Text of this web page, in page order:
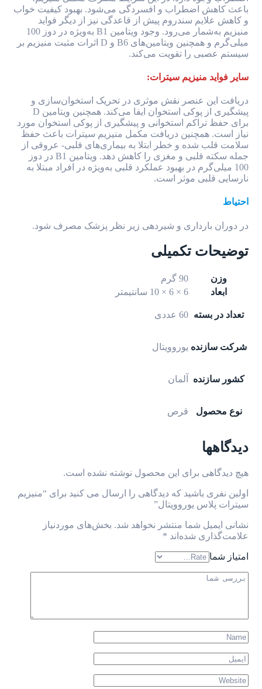
باعث کاهش اضطراب و افسردگی می‌شود. بهبود کیفیت خواب
و کاهش علایم سندروم پیش از قاعدگی نیز از دیگر فواید
منیزیم به‌شمار می‌رود. وجود ویتامین B1 به‌ویژه در دوز 100
میلی‌گرم و همچنین ویتامین‌های B6 و D اثرات مثبت منیزیم بر
سیستم عصبی را تقویت می‌کند.
سایر فواید منیزیم سیترات:
دریافت این عنصر نقش موثری در تحریک استخوان‌سازی و
پیشگیری از پوکی استخوان ایفا می‌کند. همچنین ویتامین D
برای حفظ تراکم استخوانی و پیشگیری از پوکی استخوان مورد
نیاز است. همچنین دریافت مکمل منیزیم سیترات باعث حفظ
سلامت قلب شده و خطر ابتلا به بیماری‌های قلبی- عروقی از
جمله سکته قلبی و مغزی را کاهش دهد. ویتامین B1 در دوز
100 میلی‌گرم در بهبود عملکرد قلبی به‌ویژه در افراد مبتلا به
نارسایی قلبی موثر است.
احتیاط
در دوران بارداری و شیردهی زیر نظر پزشک مصرف شود.
توضیحات تکمیلی
وزن
90 گرم
ابعاد
6 × 6 × 10 سانتیمتر
تعداد در بسته 60 عددی
شرکت سازنده یوروویتال
کشور سازنده آلمان
نوع محصول قرص
دیدگاهها
هیچ دیدگاهی برای این محصول نوشته نشده است.
اولین نفری باشید که دیدگاهی را ارسال می کنید برای “منیزیم
سیترات پلاس یوروویتال”
نشانی ایمیل شما منتشر نخواهد شد. بخش‌های موردنیاز
علامت‌گذاری شده‌اند *
امتیاز شما